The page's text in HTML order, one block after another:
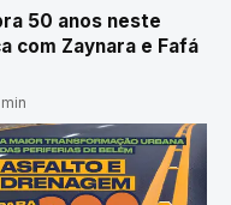
50 anos neste
com Zaynara e Fafá